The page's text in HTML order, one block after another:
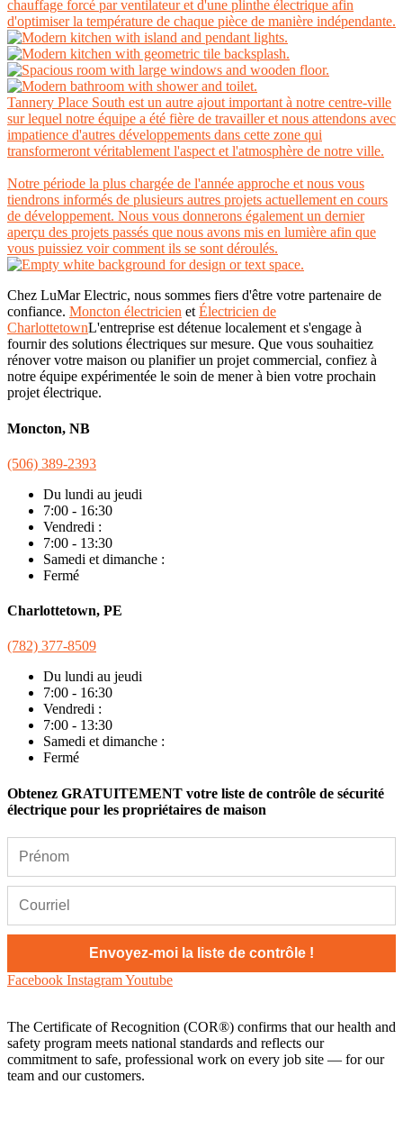
chauffage forcé par ventilateur et d'une plinthe électrique afin
d'optimiser la température de chaque pièce de manière indépendante.
Tannery Place South est un autre ajout important à notre centre-ville
sur lequel notre équipe a été fière de travailler et nous attendons avec
impatience d'autres développements dans cette zone qui
transformeront véritablement l'aspect et l'atmosphère de notre ville.
Notre période la plus chargée de l'année approche et nous vous
tiendrons informés de plusieurs autres projets actuellement en cours
de développement. Nous vous donnerons également un dernier
aperçu des projets passés que nous avons mis en lumière afin que
vous puissiez voir comment ils se sont déroulés.
Chez LuMar Electric, nous sommes fiers d'être votre partenaire de
confiance. Moncton électricien et Électricien de
CharlottetownL'entreprise est détenue localement et s'engage à
fournir des solutions électriques sur mesure. Que vous souhaitiez
rénover votre maison ou planifier un projet commercial, confiez à
notre équipe expérimentée le soin de mener à bien votre prochain
projet électrique.
Moncton, NB
(506) 389-2393
Du lundi au jeudi
7:00 - 16:30
Vendredi :
7:00 - 13:30
Samedi et dimanche :
Fermé
Charlottetown, PE
(782) 377-8509
Du lundi au jeudi
7:00 - 16:30
Vendredi :
7:00 - 13:30
Samedi et dimanche :
Fermé
Obtenez GRATUITEMENT votre liste de contrôle de sécurité
électrique pour les propriétaires de maison
Facebook InstagramYoutube
The Certificate of Recognition (COR®) confirms that our health and
safety program meets national standards and reflects our
commitment to safe, professional work on every job site — for our
team and our customers.